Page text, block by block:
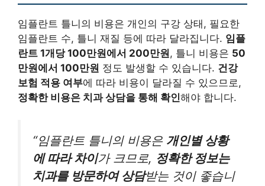
임플란트 틀니의 비용은 개인의 구강 상태, 필요한
임플란트 수, 틀니 재질 등에 따라 달라집니다. 임플
란트 1개당 100만원에서 200만원, 틀니 비용은 50
만원에서 100만원 정도 발생할 수 있습니다. 건강
보험 적용 여부에 따라 비용이 달라질 수 있으므로,
정확한 비용은 치과 상담을 통해 확인해야 합니다.
“임플란트 틀니의 비용은 개인별 상황
에 따라 차이가 크므로, 정확한 정보는
치과를 방문하여 상담받는 것이 좋습니